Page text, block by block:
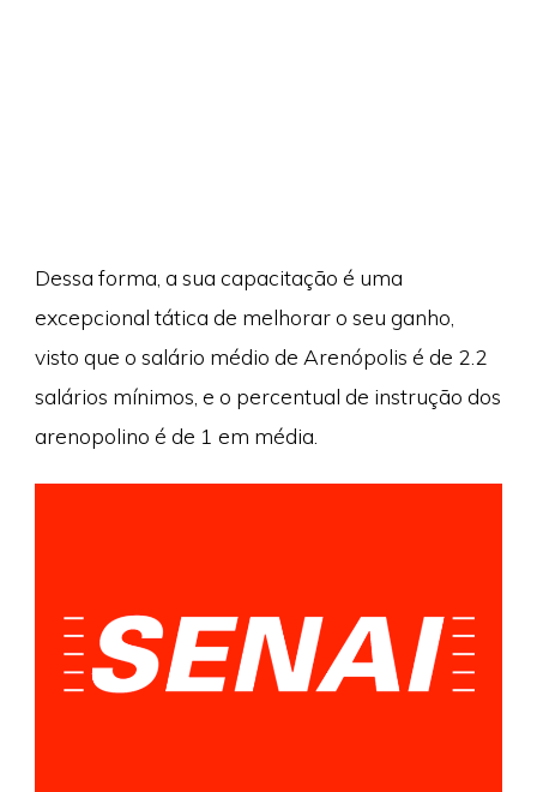
Dessa forma, a sua capacitação é uma
excepcional tática de melhorar o seu ganho,
visto que o salário médio de Arenópolis é de 2.2
salários mínimos, e o percentual de instrução dos
arenopolino é de 1 em média.